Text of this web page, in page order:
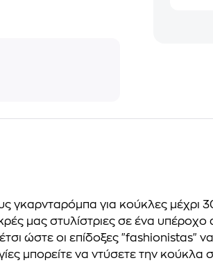
για κούκλες μέχρι
μας στυλίστριες σε ένα
ώστε οι επίδοξες "fashionistas"
μπορείτε να ντύσετε την